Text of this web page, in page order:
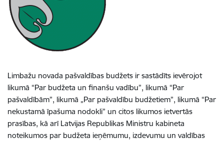
Limbažu novada pašvaldības budžets ir sastādīts ievērojot
likumā “Par budžeta un finanšu vadību”, likumā “Par
pašvaldībām”, likumā „Par pašvaldību budžetiem”, likumā “Par
nekustamā īpašuma nodokli” un citos likumos ietvertās
prasības, kā arī Latvijas Republikas Ministru kabineta
noteikumos par budžeta ieņēmumu, izdevumu un valdības